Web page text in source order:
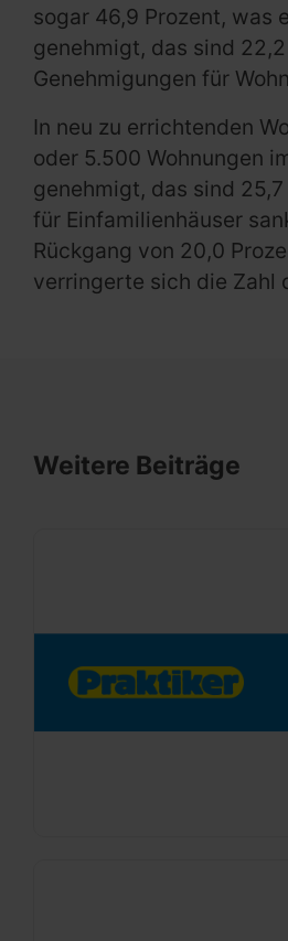
sogar 46,9 Prozent, was
genehmigt, das sind
Genehmigungen für
In neu zu errichtenden
oder 5.500 Wohnungen
genehmigt, das sind
für Einfamilienhäuser
Rückgang von 20,0
verringerte sich die Zahl
Weitere Beiträge